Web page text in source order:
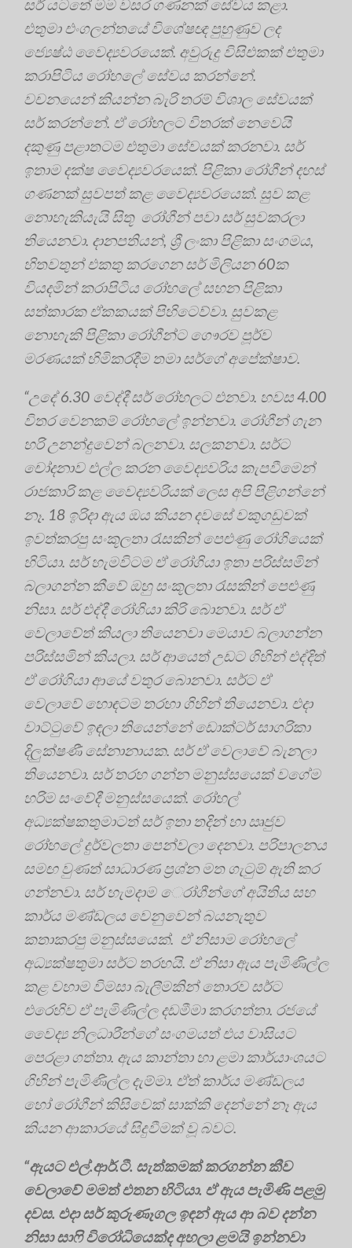
සර් යටතේ මම වසර ගණනක් සේවය කළා.
එතුමා එංගලන්තයේ විශේෂඥ පුහුණුව ලද
ජ්‍යෙෂ්ඨ වෛද්‍යවරයෙක්. අවුරුදු විසිඑකක් එතුමා
කරාපිටිය රෝහලේ සේවය කරන්නේ.
වචනයෙන් කියන්න බැරි තරම් විශාල සේවයක්
සර් කරන්නේ. ඒ රෝහලට විතරක් නෙවෙයි
දකුණු පළාතටම එතුමා සේවයක් කරනවා. සර්
ඉතාම දක්ෂ වෛද්‍යවරයෙක්. පිළිකා රෝගීන් දහස්
ගණනක් සුවපත් කළ වෛද්‍යවරයෙක්. සුව කළ
නොහැකියැයි සිතූ රෝගීන් පවා සර් සුවකරලා
තියෙනවා. දානපතියන්, ශ්‍රී ලංකා පිළිකා සංගමය,
හිතවතුන් එකතු කරගෙන සර් මිලියන 60ක
වියදමින් කරාපිටිය රෝහලේ සහන පිළිකා
සත්කාරක ඒකකයක් පිහිටෙව්වා. සුවකළ
නොහැකි පිළිකා රෝගීන්ට ගෞරව පූර්ව
මරණයක් හිමිකරදීම තමා සර්ගේ අපේක්ෂාව.
“උදේ 6.30 වෙද්දී සර් රෝහලට එනවා. හවස 4.00
විතර වෙනකම් රෝහලේ ඉන්නවා. රෝගීන් ගැන
හරි උනන්දුවෙන් බලනවා. සලකනවා. සර්ට
චෝදනාව එල්ල කරන වෛද්‍යවරිය කැපවීමෙන්
රාජකාරි කළ වෛද්‍යවරියක් ලෙස අපි පිළිගන්නේ
නෑ. 18 ඉරිදා ඇය ඔය කියන දවසේ වකුගඩුවක්
ඉවත්කරපු සංකූලතා රැසකින් පෙළුණු රෝගියෙක්
හිටියා. සර් හැමවිටම ඒ රෝගියා ඉතා පරිස්සමින්
බලාගන්න කීවේ ඔහු සංකූලතා රැසකින් පෙළුණු
නිසා. සර් එද්දී රෝගියා කිරි බොනවා. සර් ඒ
වෙලාවේත් කියලා තියෙනවා මෙයාව බලාගන්න
පරිස්සමින් කියලා. සර් ආයෙත් උඩට ගිහින් එද්දිත්
ඒ රෝගියා ආයේ වතුර බොනවා. සර්ට ඒ
වෙලාවේ හොඳටම තරහා ගිහින් තියෙනවා. එදා
වාට්ටුවේ ඉඳලා තියෙන්නේ ඩොක්ටර් සාගරිකා
දිලුක්ෂණී සේනානායක. සර් ඒ වෙලාවේ බැනලා
තියෙනවා. සර් තරහ ගන්න මනුස්සයෙක් වගේම
හරිම සංවේදී මනුස්සයෙක්. රෝහල්
අධ්‍යක්ෂකතුමාටත් සර් ඉතා තදින් හා ඍජුව
රෝහලේ දුර්වලතා පෙන්වලා දෙනවා. පරිපාලනය
සමඟ වුණත් සාධාරණ ප්‍රශ්න මත ගැටුම් ඇති කර
ගන්නවා. සර් හැමදාම ෙරා්ගීන්ගේ අයිතිය සහ
කාර්ය මණ්ඩලය වෙනුවෙන් බයනැතුව
කතාකරපු මනුස්සයෙක්. ඒ නිසාම රෝහලේ
අධ්‍යක්ෂතුමා සර්ට තරහයි. ඒ නිසා ඇය පැමිණිල්ල
කළ වහාම විමසා බැලීමකින් තොරව සර්ට
එරෙහිව ඒ පැමිණිල්ල දඩමීමා කරගත්තා. රජයේ
වෛද්‍ය නිලධාරීන්ගේ සංගමයත් එය වාසියට
පෙරළා ගත්තා. ඇය කාන්තා හා ළමා කාර්යාංශයට
ගිහින් පැමිණිල්ල දැම්මා. ඒත් කාර්ය මණ්ඩලය
හෝ රෝගීන් කිසිවෙක් සාක්කි දෙන්නේ නෑ ඇය
කියන ආකාරයේ සිදුවීමක් වූ බවට.
“ඇයට එල්.ආර්.ටී. සැත්කමක් කරගන්න කීව
වෙලාවේ මමත් එතන හිටියා. ඒ ඇය පැමිණි පළමු
දවස. එදා සර් කුරුණෑගල ඉඳන් ඇය ආ බව දන්න
නිසා සාෆි විරෝධියෙක්ද අහලා ළමයි ඉන්නවා